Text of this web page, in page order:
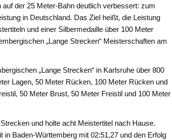
der 25 Meter-Bahn deutlich verbessert: zum
in Deutschland. Das Ziel heißt, die Leistung
und einer Silbermedaille über 100 Meter
„Lange Strecken“ Meisterschaften am
„Lange Strecken“ in Karlsruhe über 800
Lagen, 50 Meter Rücken, 100 Meter Rücken und
50 Meter Brust, 50 Meter Freistil und 100 Meter
und holte acht Meistertitel nach Hause.
Baden-Württemberg mit 02:51,27 und den Erfolg